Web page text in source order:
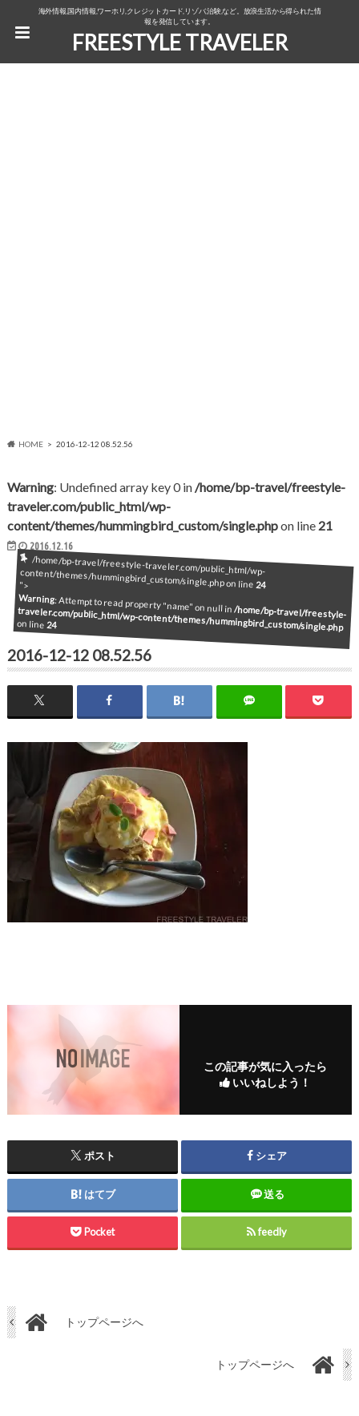
海外情報,国内情報,ワーホリ,クレジットカード,リゾバ,治験,など。放浪生活から得られた情
報を発信しています。
FREESTYLE TRAVELER
HOME 2016-12-12 08.52.56
Warning: Undefined array key 0 in/home/bp-travel/freestyle-
traveler.com/public_html/wp-
content/themes/hummingbird_custom/single.phpon line 21
2016.12.16
/home/bp-travel/freestyle-traveler.com/public_html/wp-content/themes/hummingbird_custom/single.php on line24
">
Warning: Attempt to read property "name" on null in/home/bp-travel/freestyle-
traveler.com/public_html/wp-content/themes/hummingbird_custom/single.php
on line 24
2016-12-12 08.52.56
この記事が気に入ったら
いいねしよう！
ポスト シェア
はてブ 送る
Pocket feedly
トップページへ
トップページへ